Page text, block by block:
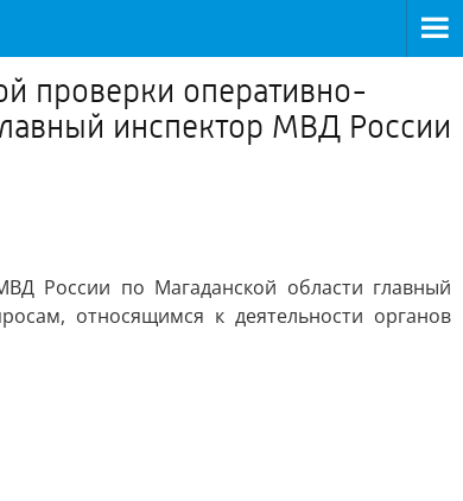
проверки оперативно-
инспектор МВД России
России по Магаданской области главный
относящимся к деятельности органов